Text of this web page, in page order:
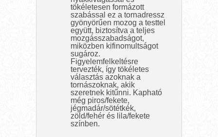
tökéletesen formázott
szabással ez a tornadressz
gyönyörűen mozog a testtel
együtt, biztosítva a teljes
mozgásszabadságot,
miközben kifinomultságot
sugároz.
Figyelemfelkeltésre
tervezték, így tökéletes
választás azoknak a
tornászoknak, akik
szeretnek kitűnni. Kapható
még piros/fekete,
jégmadár/sötétkék,
zöld/fehér és lila/fekete
színben.